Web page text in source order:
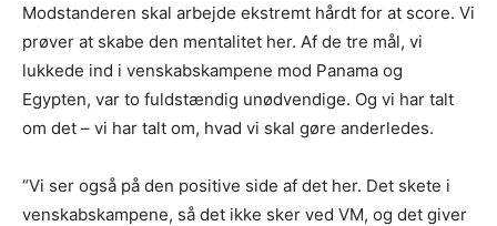
Modstanderen skal arbejde ekstremt hårdt for at score. Vi
prøver at skabe den mentalitet her. Af de tre mål, vi
lukkede ind i venskabskampene mod Panama og
Egypten, var to fuldstændig unødvendige. Og vi har talt
om det – vi har talt om, hvad vi skal gøre anderledes.
“Vi ser også på den positive side af det her. Det skete i
venskabskampene, så det ikke sker ved VM, og det giver